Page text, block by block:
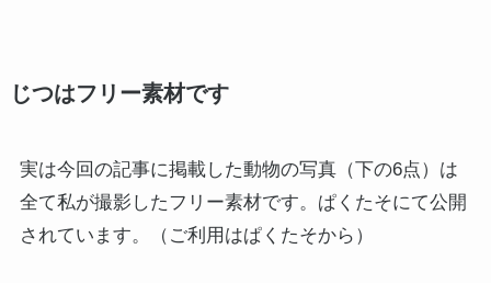
じつはフリー素材です
実は今回の記事に掲載した動物の写真（下の6点）は
全て私が撮影したフリー素材です。ぱくたそにて公開
されています。（ご利用はぱくたそから）